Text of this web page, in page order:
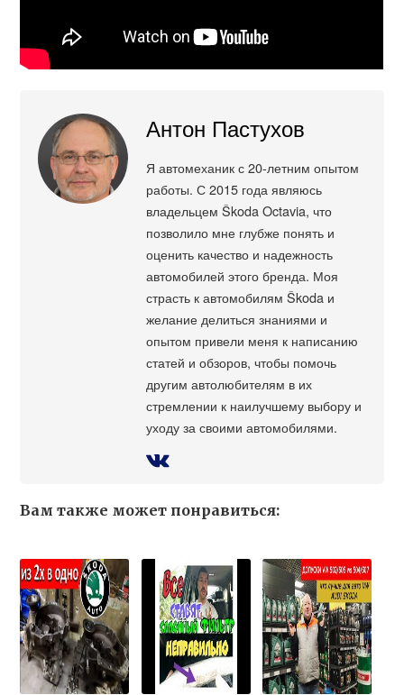
Антон Пастухов
Я автомеханик с 20-летним опытом
работы. С 2015 года являюсь
владельцем Škoda Octavia, что
позволило мне глубже понять и
оценить качество и надежность
автомобилей этого бренда. Моя
страсть к автомобилям Škoda и
желание делиться знаниями и
опытом привели меня к написанию
статей и обзоров, чтобы помочь
другим автолюбителям в их
стремлении к наилучшему выбору и
уходу за своими автомобилями.
Вам также может понравиться: